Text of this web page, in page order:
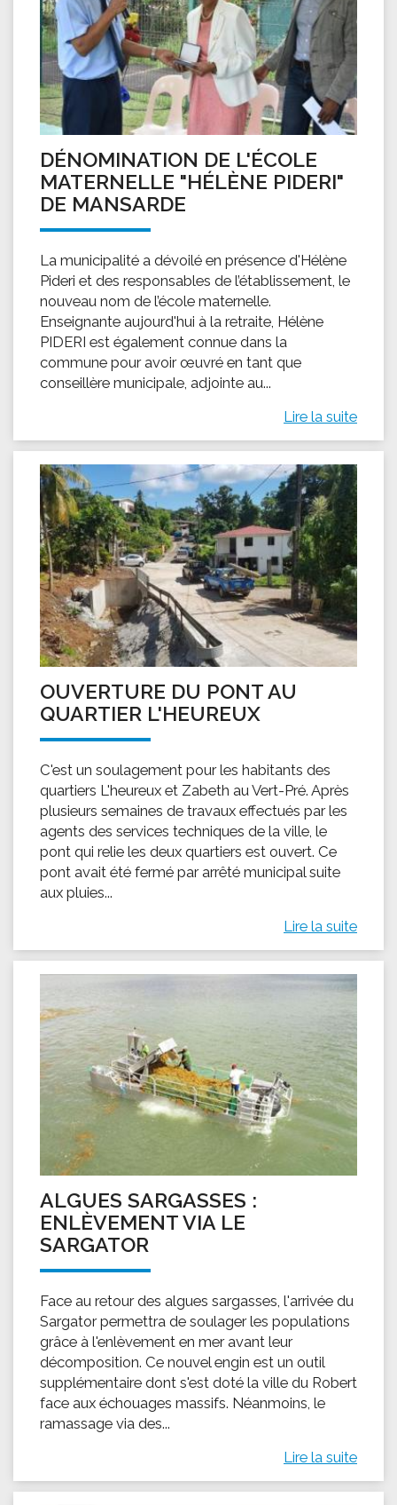
DÉNOMINATION DE L'ÉCOLE
MATERNELLE "HÉLÈNE PIDERI"
DE MANSARDE
La municipalité a dévoilé en présence d'Hélène
Pideri et des responsables de l’établissement, le
nouveau nom de l’école maternelle.
Enseignante aujourd'hui à la retraite, Hélène
PIDERI est également connue dans la
commune pour avoir œuvré en tant que
conseillère municipale, adjointe au...
Lire la suite
OUVERTURE DU PONT AU
QUARTIER L'HEUREUX
C'est un soulagement pour les habitants des
quartiers L'heureux et Zabeth au Vert-Pré. Après
plusieurs semaines de travaux effectués par les
agents des services techniques de la ville, le
pont qui relie les deux quartiers est ouvert. Ce
pont avait été fermé par arrêté municipal suite
aux pluies...
Lire la suite
ALGUES SARGASSES :
ENLÈVEMENT VIA LE
SARGATOR
Face au retour des algues sargasses, l'arrivée du
Sargator permettra de soulager les populations
grâce à l'enlèvement en mer avant leur
décomposition. Ce nouvel engin est un outil
supplémentaire dont s'est doté la ville du Robert
face aux échouages massifs. Néanmoins, le
ramassage via des...
Lire la suite